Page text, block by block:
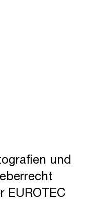
und
EUROTEC